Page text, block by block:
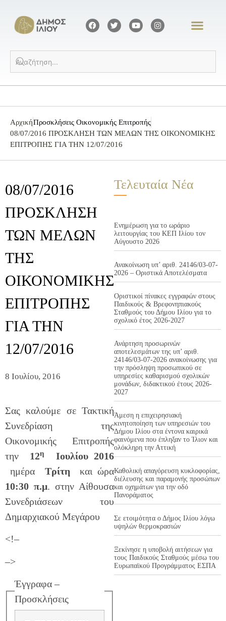
ΑρχικήΠροσκλήσεις Οικονομικής Επιτροπής
08/07/2016 ΠΡΟΣΚΛΗΣΗ ΤΩΝ ΜΕΛΩΝ ΤΗΣ ΟΙΚΟΝΟΜΙΚΗΣ
ΕΠΙΤΡΟΠΗΣ ΓΙΑ ΤΗΝ 12/07/2016
08/07/2016
ΠΡΟΣΚΛΗΣΗ
ΤΩΝ ΜΕΛΩΝ
ΤΗΣ
ΟΙΚΟΝΟΜΙΚΗΣ
ΕΠΙΤΡΟΠΗΣ
ΓΙΑ ΤΗΝ
12/07/2016
8 Ιουλίου, 2016
Σας καλούμε σε Τακτική
Συνεδρίαση της
Οικονομικής Επιτροπής
την 12η
Ιουλίου 2016
ημέρα Τρίτηκαι ώρα
10:30 π.μ. στην Αίθουσα
Συνεδριάσεων του
Δημαρχιακού Μεγάρου
<!–
–>
Έγγραφα –
Προσκλήσεις
Τελευταία Νέα
Ενημέρωση για το ωράριο
λειτουργίας του ΚΕΠ Ιλίου τον
Αύγουστο 2026
Ανακοίνωση υπ’ αριθ. 24146/03-07-
2026 – Οριστικά Αποτελέσματα
Οριστικοί πίνακες εγγραφών στους
Παιδικούς & Βρεφονηπιακούς
Σταθμούς του Δήμου Ιλίου για το
σχολικό έτος 2026-2027
Ανάρτηση προσωρινών
αποτελεσμάτων της υπ’ αριθ.
24146/03-07-2026 ανακοίνωσης για
την πρόσληψη προσωπικού σε
υπηρεσίες καθαρισμού σχολικών
μονάδων, διδακτικού έτους 2026-
2027
Άμεση η επιχειρησιακή
κινητοποίηση των υπηρεσιών του
Δήμου Ιλίου στα έντονα καιρικά
φαινόμενα που έπληξαν το Ίλιον και
ολόκληρη την Αττική
Καθολική απαγόρευση κυκλοφορίας,
διέλευσης και παραμονής προσώπων
και οχημάτων για την οδό
Πανοράματος
Σε ετοιμότητα ο Δήμος Ιλίου λόγω
υψηλών θερμοκρασιών
Ξεκίνησε η υποβολή αιτήσεων για
τους Παιδικούς Σταθμούς μέσω του
Ευρωπαϊκού Προγράμματος ΕΣΠΑ